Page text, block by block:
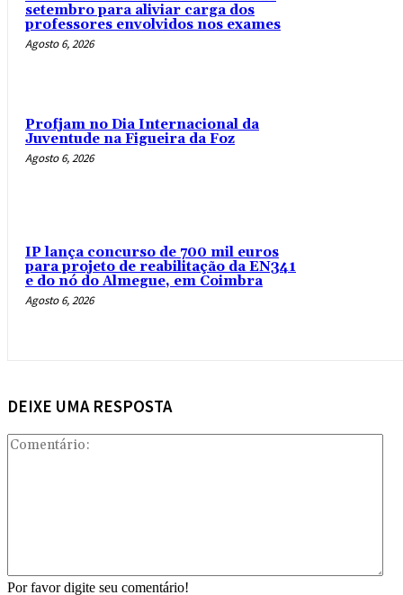
setembro para aliviar carga dos
professores envolvidos nos exames
Agosto 6, 2026
Profjam no Dia Internacional da
Juventude na Figueira da Foz
Agosto 6, 2026
IP lança concurso de 700 mil euros
para projeto de reabilitação da EN341
e do nó do Almegue, em Coimbra
Agosto 6, 2026
DEIXE UMA RESPOSTA
Por favor digite seu comentário!